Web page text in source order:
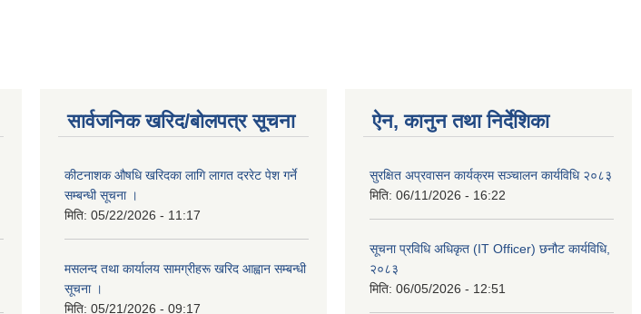
सार्वजनिक खरिद/बोलपत्र सूचना
कीटनाशक औषधि खरिदका लागि लागत दररेट पेश गर्ने
सम्बन्धी सूचना ।
मिति: 05/22/2026 - 11:17
मसलन्द तथा कार्यालय सामग्रीहरू खरिद आह्वान सम्बन्धी
सूचना ।
मिति: 05/21/2026 - 09:17
ऐन, कानुन तथा निर्देशिका
सुरक्षित अप्रवासन कार्यक्रम सञ्चालन कार्यविधि २०८३
मिति: 06/11/2026 - 16:22
सूचना प्रविधि अधिकृत (IT Officer) छनौट कार्यविधि,
२०८३
मिति: 06/05/2026 - 12:51